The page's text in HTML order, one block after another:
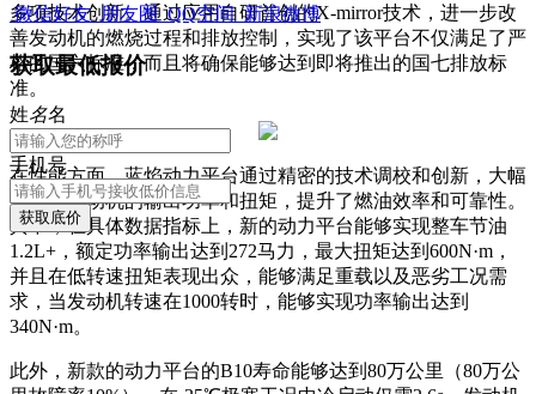
多项技术创新。通过应用自研首创的X-mirror技术，进一步改
善发动机的燃烧过程和排放控制，实现了该平台不仅满足了严
格的国六标准，而且将确保能够达到即将推出的国七排放标
准。
在性能方面，蓝焰动力平台通过精密的技术调校和创新，大幅
提升了发动机的输出功率和扭矩，提升了燃油效率和可靠性。
其中，在具体数据指标上，新的动力平台能够实现整车节油
1.2L+，额定功率输出达到272马力，最大扭矩达到600N·m，
并且在低转速扭矩表现出众，能够满足重载以及恶劣工况需
求，当发动机转速在1000转时，能够实现功率输出达到
340N·m。
此外，新款的动力平台的B10寿命能够达到80万公里（80万公
微信好友 朋友圈 QQ空间 新浪微博
获取最低报价
姓名名
手机号
获取底价